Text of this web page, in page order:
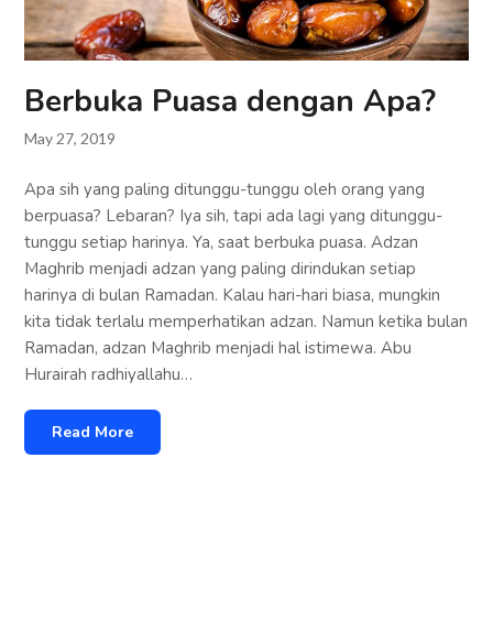
Berbuka Puasa dengan Apa?
May 27, 2019
Apa sih yang paling ditunggu-tunggu oleh orang yang
berpuasa? Lebaran? Iya sih, tapi ada lagi yang ditunggu-
tunggu setiap harinya. Ya, saat berbuka puasa. Adzan
Maghrib menjadi adzan yang paling dirindukan setiap
harinya di bulan Ramadan. Kalau hari-hari biasa, mungkin
kita tidak terlalu memperhatikan adzan. Namun ketika bulan
Ramadan, adzan Maghrib menjadi hal istimewa. Abu
Hurairah radhiyallahu…
Read More